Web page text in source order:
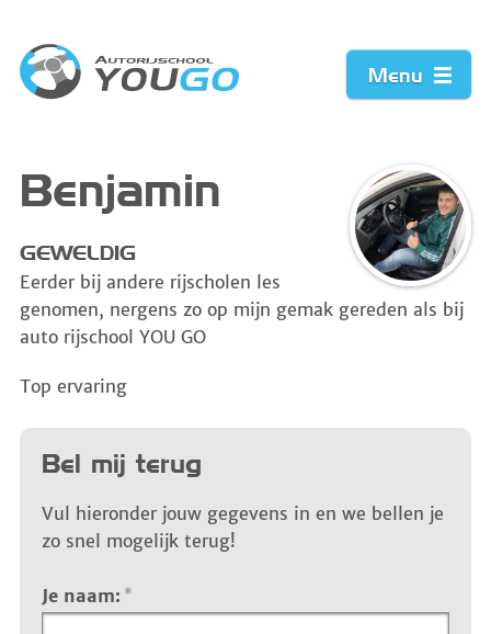
Menu
Werkwijze
Acties
Contact
Benjamin
GEWELDIG
Eerder bij andere rijscholen les
genomen, nergens zo op mijn gemak gereden als bij
auto rijschool YOU GO
Top ervaring
Bel mij terug
Vul hieronder jouw gegevens in en we bellen je
zo snel mogelijk terug!
Je naam: *